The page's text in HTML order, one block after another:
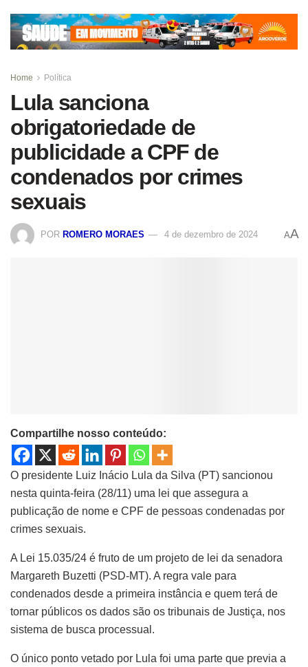
Home Política
Lula sanciona
obrigatoriedade de
publicidade a CPF de
condenados por crimes
sexuais
POR ROMERO MORAES 4 de dezembro de 2024 AA
Compartilhe nosso conteúdo:
O presidente Luiz Inácio Lula da Silva (PT) sancionou
nesta quinta-feira (28/11) uma lei que assegura a
publicação de nome e CPF de pessoas condenadas por
crimes sexuais.
A Lei 15.035/24 é fruto de um projeto de lei da senadora
Margareth Buzetti (PSD-MT). A regra vale para
condenados desde a primeira instância e quem terá de
tornar públicos os dados são os tribunais de Justiça, nos
sistema de busca processual.
O único ponto vetado por Lula foi uma parte que previa a